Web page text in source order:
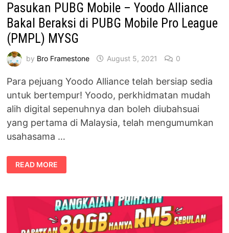
Pasukan PUBG Mobile – Yoodo Alliance
Bakal Beraksi di PUBG Mobile Pro League
(PMPL) MYSG
by Bro Framestone August 5, 2021 0
Para pejuang Yoodo Alliance telah bersiap sedia
untuk bertempur! Yoodo, perkhidmatan mudah
alih digital sepenuhnya dan boleh diubahsuai
yang pertama di Malaysia, telah mengumumkan
usahasama …
PASUKAN
PUBG
MOBILE
ALLIANCE
READ MORE